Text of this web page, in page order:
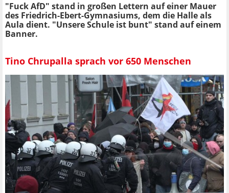
"Fuck AfD" stand in großen Lettern auf einer Mauer
des Friedrich-Ebert-Gymnasiums, dem die Halle als
Aula dient. "Unsere Schule ist bunt" stand auf einem
Banner.
Tino Chrupalla sprach vor 650 Menschen